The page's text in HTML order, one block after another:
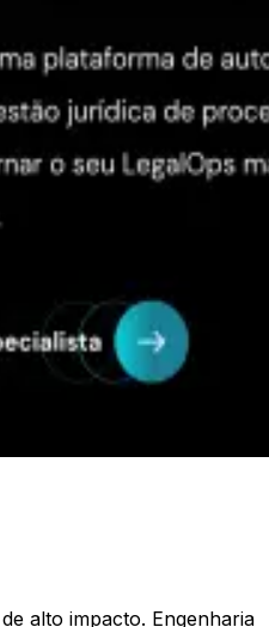
alto impacto. Engenharia